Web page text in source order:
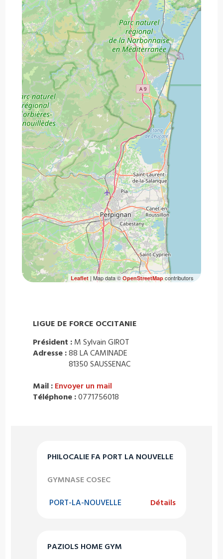
PHILOCALIE FA PORT LA NOUVELLE
GYMNASE COSEC
PORT-LA-NOUVELLE Détails
PAZIOLS HOME GYM
Leaflet| Map data © OpenStreetMapcontributors
LIGUE DE FORCE OCCITANIE
Président : M Sylvain GIROT
Adresse :88 LA CAMINADE
81350 SAUSSENAC
Mail : Envoyer un mail
Téléphone :0771756018